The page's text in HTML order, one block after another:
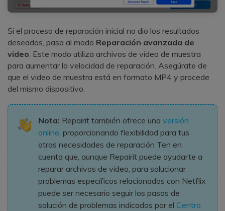
Si el proceso de reparación inicial no dio los resultados
deseados, pasa al modo Reparación avanzada de
video. Este modo utiliza archivos de video de muestra
para aumentar la velocidad de reparación. Asegúrate de
que el video de muestra está en formato MP4 y procede
del mismo dispositivo.
Nota: Repairit también ofrece una versión
online, proporcionando flexibilidad para tus
otras necesidades de reparación Ten en
cuenta que, aunque Repairit puede ayudarte a
reparar archivos de video, para solucionar
problemas específicos relacionados con Netflix
puede ser necesario seguir los pasos de
solución de problemas indicados por el Centro